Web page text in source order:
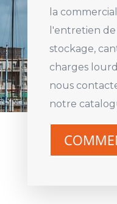
la
l'entretien de
stockage,
charges
nous
notre